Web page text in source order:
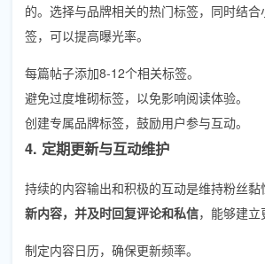
的。选择与品牌相关的热门标签，同时结
签，可以提高曝光率。
每篇帖子添加8-12个相关标签。
避免过度堆砌标签，以免影响阅读体验。
创建专属品牌标签，鼓励用户参与互动。
4. 定期更新与互动维护
持续的内容输出和积极的互动是维持粉丝黏
新内容，并及时回复评论和私信，能够建立
制定内容日历，确保更新频率。